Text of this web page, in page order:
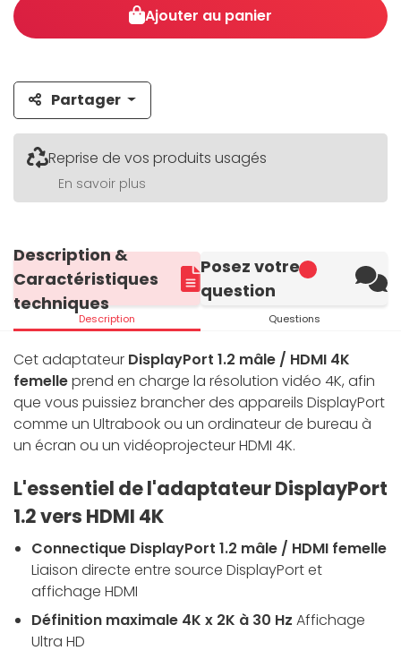
Ajouter au panier
Partager
Reprise de vos produits usagés
En savoir plus
Description &
Caractéristiques
techniques
Description
Posez votre
question
Questions
Cet adaptateur DisplayPort 1.2 mâle / HDMI 4K
femelleprend en charge la résolution vidéo 4K, afin
que vous puissiez brancher des appareils DisplayPort
comme un Ultrabook ou un ordinateur de bureau à
un écran ou un vidéoprojecteur HDMI 4K.
L'essentiel de l'adaptateur DisplayPort
1.2 vers HDMI 4K
Connectique DisplayPort 1.2 mâle / HDMI femelle
Liaison directe entre source DisplayPort et
affichage HDMI
Définition maximale 4K x 2K à 30 Hz Affichage
Ultra HD